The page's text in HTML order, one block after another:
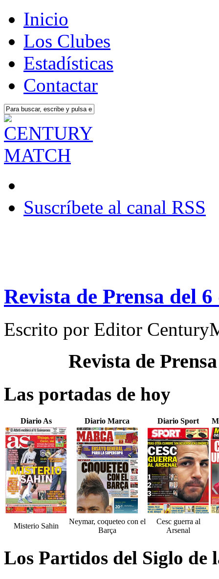
Inicio
Los Clubes
Estadísticas
Contactar
Suscríbete al canal RSS
Revista de Prensa del
Escrito por Editor
Revista de
Las portadas de hoy
Diario As Diario Marca Diario Sport
Misterio Sahin
Neymar, coqueteo con el
Barça
Cesc guerra al
Arsenal
Los Partidos del Siglo de